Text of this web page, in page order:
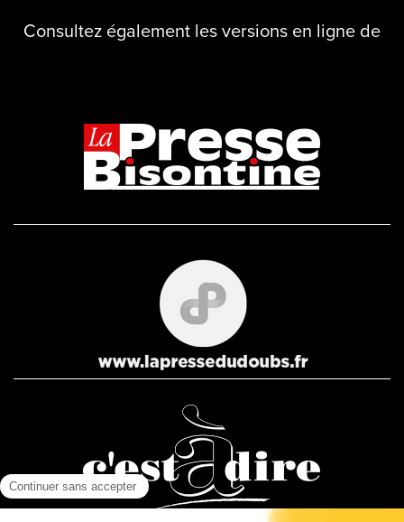
Consultez également les versions en ligne de